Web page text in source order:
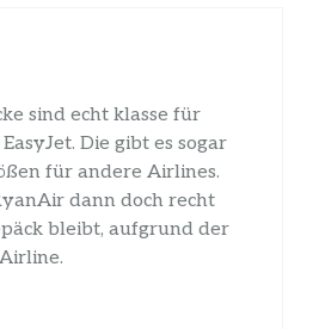
sind echt klasse für
Die gibt es sogar
für andere Airlines.
dann doch recht
bleibt, aufgrund der